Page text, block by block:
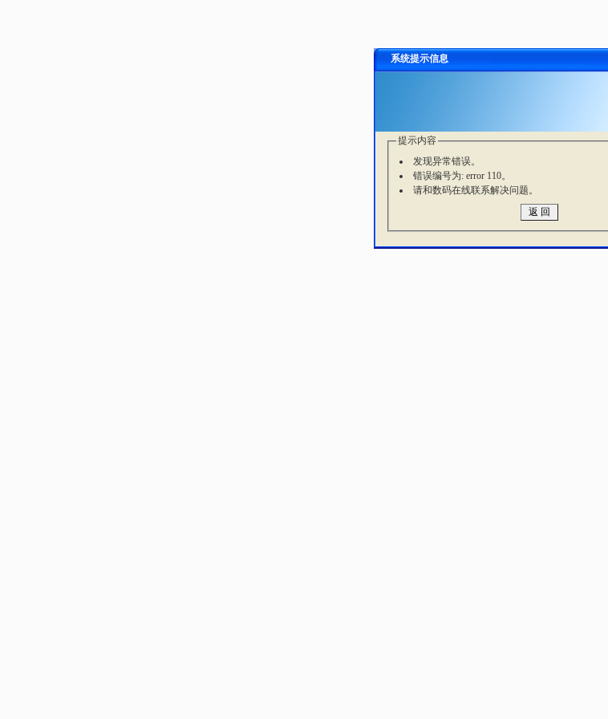
系统提示信息
提示内容
发现异常错误。
错误编号为: error 110。
请和数码在线联系解决问题。